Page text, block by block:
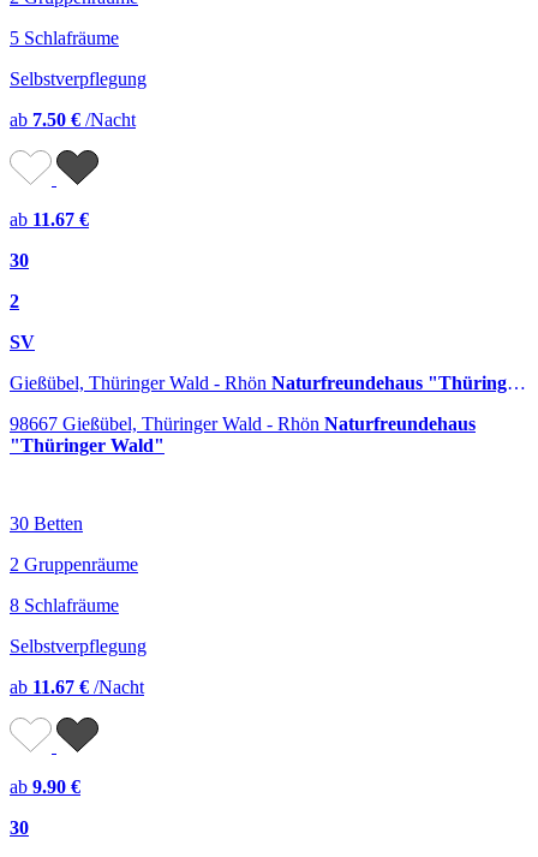
5 Schlafräume
Selbstverpflegung
ab 7.50 € /Nacht
ab 11.67 €
30
2
SV
Gießübel, Thüringer Wald - Rhön Naturfreundehaus "Thüringer Wald"
98667 Gießübel, Thüringer Wald - Rhön Naturfreundehaus
"Thüringer Wald"
30 Betten
2 Gruppenräume
8 Schlafräume
Selbstverpflegung
ab 11.67 € /Nacht
ab 9.90 €
30